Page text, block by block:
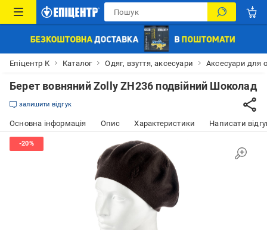
Епіцентр К Каталог Одяг, взуття, аксесуари Аксесуари для
Берет вовняний Zolly ZH236 подвійний Шоколад
залишити відгук
Основна інформація Опис Характеристики Написати